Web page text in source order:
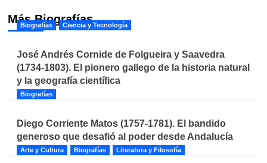
Más Biografías
Biografías Ciencia y Tecnología
José Andrés Cornide de Folgueira y Saavedra
(1734-1803). El pionero gallego de la historia natural
y la geografía científica
Biografías
Diego Corriente Matos (1757-1781). El bandido
generoso que desafió al poder desde Andalucía
Arte y Cultura Biografías Literatura y Filosofía